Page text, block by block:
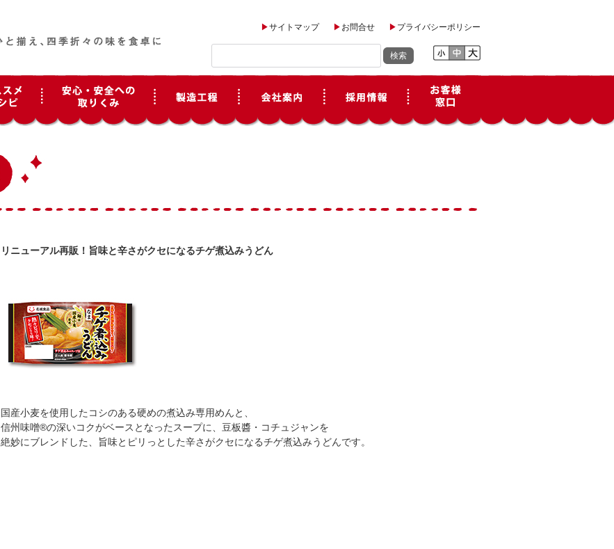
サイトマップ お問合せ プライバシーポリシー
リニューアル再販！旨味と辛さがクセになるチゲ煮込みうどん
国産小麦を使用したコシのある硬めの煮込み専用めんと、
信州味噌®の深いコクがベースとなったスープに、豆板醬・コチュジャンを
絶妙にブレンドした、旨味とピリっとした辛さがクセになるチゲ煮込みうどんです。